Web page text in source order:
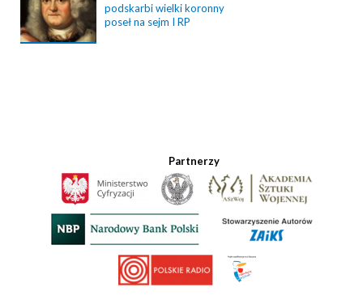
podskarbi wielki koronny
poseł na sejm I RP
Partnerzy